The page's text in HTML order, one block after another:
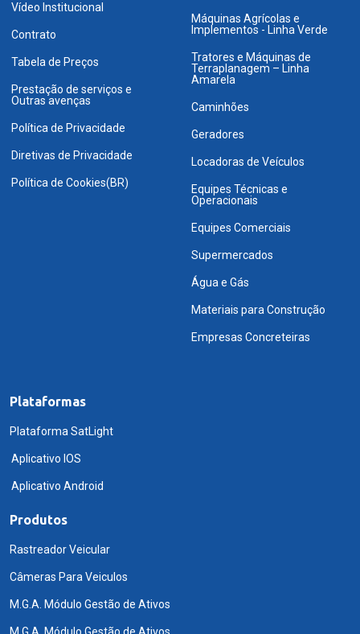
Vídeo Institucional
Contrato
Tabela de Preços
Prestação de serviços e
Outras avenças
Política de Privacidade
Diretivas de Privacidade
Política de Cookies(BR)
Máquinas Agrícolas e
Implementos - Linha Verde
Tratores e Máquinas de
Terraplanagem – Linha
Amarela
Caminhões
Geradores
Locadoras de Veículos
Equipes Técnicas e
Operacionais
Equipes Comerciais
Supermercados
Água e Gás
Materiais para Construção
Empresas Concreteiras
Plataformas
Plataforma SatLight
Aplicativo IOS
Aplicativo Android
Produtos
Rastreador Veicular
Câmeras Para Veiculos
M.G.A. Módulo Gestão de Ativos